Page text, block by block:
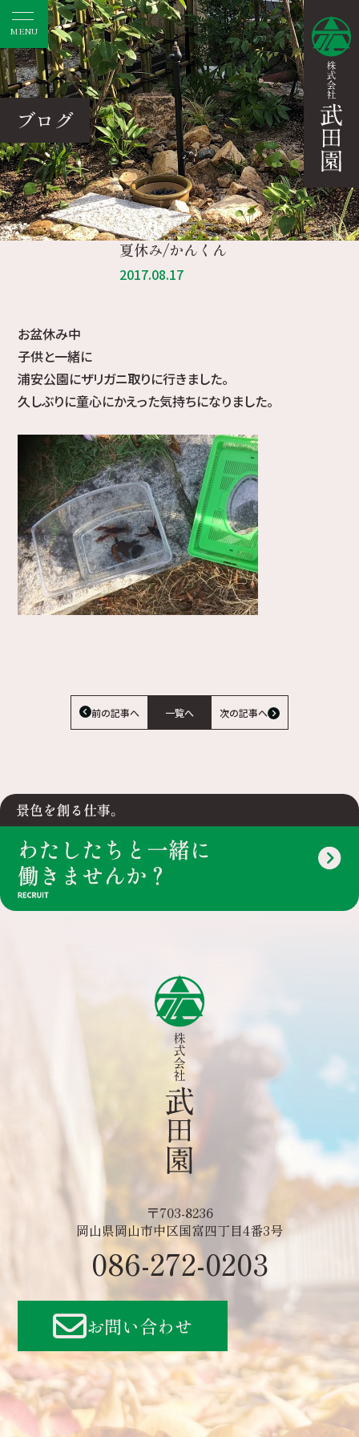
MENU
ブログ
夏休み/かんくん
2017.08.17
お盆休み中
子供と一緒に
浦安公園にザリガニ取りに行きました。
久しぶりに童心にかえった気持ちになりました。
前の記事へ 一覧へ 次の記事へ
〒703-8236
岡山県岡山市中区国富四丁目4番3号
086-272-0203
お問い合わせ